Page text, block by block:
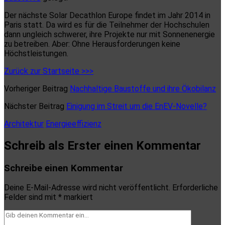
Der nächste Solar Decathlon Europe findet im Jahr 2014 in
Paris statt. Da wird es für die Teilnehmer der Hochschulen
dann ungleich schwerer, ihre Projekte nur mit Sonnenenergie
zu betreiben. Aber: Ohne Herausforderungen keine
Höchstleistungen.
Zurück zur Startseite >>>
Vorheriger Beitrag Nachhaltige Baustoffe und ihre Ökobilanz
Nächster Beitrag Einigung im Streit um die EnEV-Novelle?
Architektur Energieeffizienz
Schreib als Erster einen Kommentar
Schreibe einen Kommentar
Deine E-Mail-Adresse wird nicht veröffentlicht. Erforderliche
Felder sind mit * markiert
Dein